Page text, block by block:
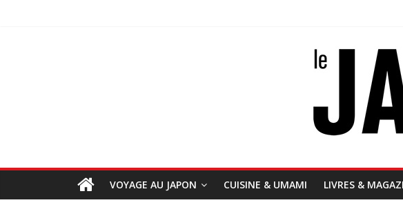
VOYAGE AU JAPON CUISINE & UMAMI LIVRES &